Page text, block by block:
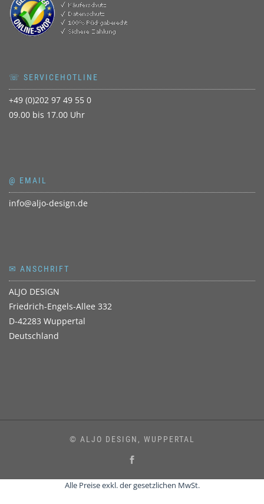
☏ SERVICEHOTLINE
+49 (0)202 97 49 55 0
09.00 bis 17.00 Uhr
@ EMAIL
info@aljo-design.de
✉ ANSCHRIFT
ALJO DESIGN
Friedrich-Engels-Allee 332
D-42283 Wuppertal
Deutschland
© ALJO DESIGN, WUPPERTAL
Alle Preise exkl. der gesetzlichen MwSt.